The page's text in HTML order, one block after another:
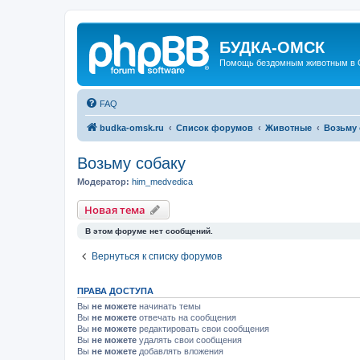
БУДКА-ОМСК
Помощь бездомным животным в
FAQ
budka-omsk.ru Список форумов Животные Возьму
Возьму собаку
Модератор: him_medvedica
Новая тема
В этом форуме нет сообщений.
Вернуться к списку форумов
ПРАВА ДОСТУПА
Вы не можете начинать темы
Вы не можете отвечать на сообщения
Вы не можете редактировать свои сообщения
Вы не можете удалять свои сообщения
Вы не можете добавлять вложения